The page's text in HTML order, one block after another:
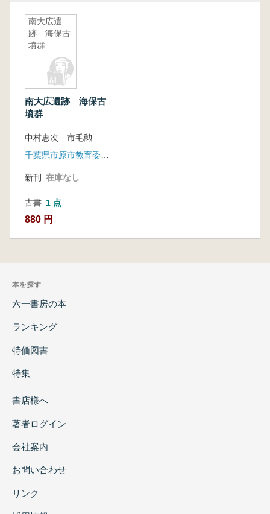
南大広遺
跡 海保古
墳群
南大広遺跡 海保古
墳群
中村恵次 市毛勲
新刊 在庫なし
古書 1 点
880 円
本を探す
六一書房の本
ランキング
特価図書
特集
書店様へ
著者ログイン
会社案内
お問い合わせ
リンク